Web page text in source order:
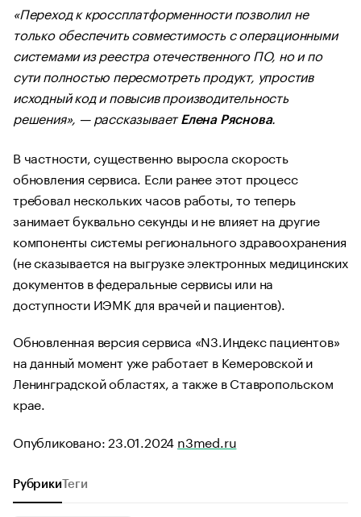
«Переход к кроссплатформенности позволил не
только обеспечить совместимость с операционными
системами из реестра отечественного ПО, но и по
сути полностью пересмотреть продукт, упростив
исходный код и повысив производительность
решения», — рассказываетЕлена Ряснова.
В частности, существенно выросла скорость
обновления сервиса. Если ранее этот процесс
требовал нескольких часов работы, то теперь
занимает буквально секунды и не влияет на другие
компоненты системы регионального здравоохранения
(не сказывается на выгрузке электронных медицинских
документов в федеральные сервисы или на
доступности ИЭМК для врачей и пациентов).
Обновленная версия сервиса «N3.Индекс пациентов»
на данный момент уже работает в Кемеровской и
Ленинградской областях, а также в Ставропольском
крае.
Опубликовано: 23.01.2024 n3med.ru
Рубрики Теги